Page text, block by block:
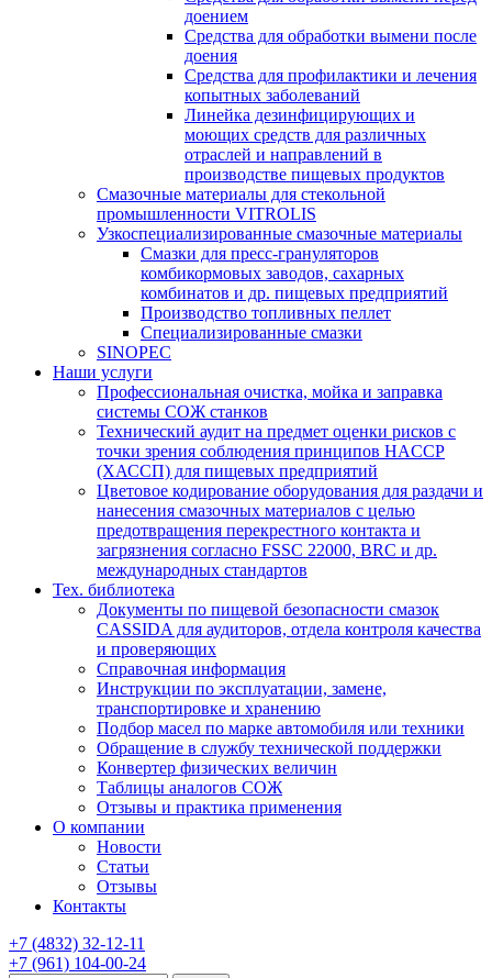
доением
Средства для обработки вымени после
доения
Средства для профилактики и лечения
копытных заболеваний
Линейка дезинфицирующих и
моющих средств для различных
отраслей и направлений в
производстве пищевых продуктов
Смазочные материалы для стекольной
промышленности VITROLIS
Узкоспециализированные смазочные материалы
Смазки для пресс-грануляторов
комбикормовых заводов, сахарных
комбинатов и др. пищевых предприятий
Производство топливных пеллет
Специализированные смазки
SINOPEC
Наши услуги
Профессиональная очистка, мойка и заправка
системы СОЖ станков
Технический аудит на предмет оценки рисков с
точки зрения соблюдения принципов HACCP
(ХАССП) для пищевых предприятий
Цветовое кодирование оборудования для раздачи и
нанесения смазочных материалов с целью
предотвращения перекрестного контакта и
загрязнения согласно FSSC 22000, BRC и др.
международных стандартов
Тех. библиотека
Документы по пищевой безопасности смазок
CASSIDA для аудиторов, отдела контроля качества
и проверяющих
Справочная информация
Инструкции по эксплуатации, замене,
транспортировке и хранению
Подбор масел по марке автомобиля или техники
Обращение в службу технической поддержки
Конвертер физических величин
Таблицы аналогов СОЖ
Отзывы и практика применения
О компании
Новости
Статьи
Отзывы
Контакты
+7 (4832) 32-12-11
+7 (961) 104-00-24